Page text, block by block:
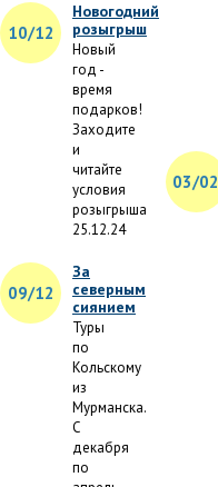
10/12
Новогодний
розыгрыш
Новый
год -
время
подарков!
Заходите
и
читайте
условия
розыгрыша
25.12.24
09/12
За
северным
сиянием
Туры
по
Кольскому
из
Мурманска.
С
декабря
по
03/02